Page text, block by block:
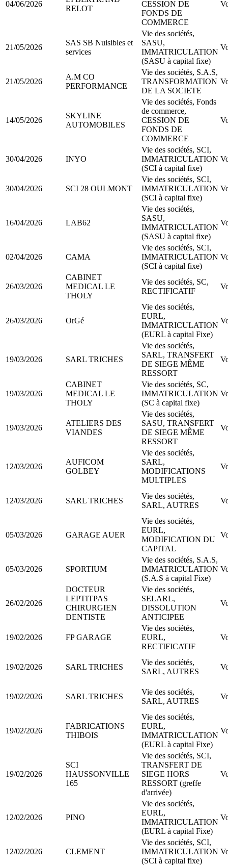
04/06/2026
RELOT
CESSION DE
FONDS DE
COMMERCE
21/05/2026
SAS SB Nuisibles et
services
Vie des sociétés,
SASU,
IMMATRICULATION
(SASU à capital fixe)
21/05/2026
A.M CO
PERFORMANCE
Vie des sociétés, S.A.S,
TRANSFORMATION
DE LA SOCIETE
14/05/2026
SKYLINE
AUTOMOBILES
Vie des sociétés, Fonds
de commerce,
CESSION DE
FONDS DE
COMMERCE
30/04/2026 INYO
Vie des sociétés, SCI,
IMMATRICULATION
(SCI à capital fixe)
30/04/2026 SCI 28 OULMONT
Vie des sociétés, SCI,
IMMATRICULATION
(SCI à capital fixe)
16/04/2026 LAB62
Vie des sociétés,
SASU,
IMMATRICULATION
(SASU à capital fixe)
02/04/2026 CAMA
Vie des sociétés, SCI,
IMMATRICULATION
(SCI à capital fixe)
26/03/2026
CABINET
MEDICAL LE
THOLY
Vie des sociétés, SC,
RECTIFICATIF
26/03/2026 OrGé
Vie des sociétés,
EURL,
IMMATRICULATION
(EURL à capital Fixe)
19/03/2026 SARL TRICHES
Vie des sociétés,
SARL, TRANSFERT
DE SIEGE MÊME
RESSORT
19/03/2026
CABINET
MEDICAL LE
THOLY
Vie des sociétés, SC,
IMMATRICULATION
(SC à capital fixe)
19/03/2026
ATELIERS DES
VIANDES
Vie des sociétés,
SASU, TRANSFERT
DE SIEGE MÊME
RESSORT
12/03/2026
AUFICOM
GOLBEY
Vie des sociétés,
SARL,
MODIFICATIONS
MULTIPLES
12/03/2026 SARL TRICHES
Vie des sociétés,
SARL, AUTRES
05/03/2026 GARAGE AUER
Vie des sociétés,
EURL,
MODIFICATION DU
CAPITAL
05/03/2026 SPORTIUM
Vie des sociétés, S.A.S,
IMMATRICULATION
(S.A.S à capital Fixe)
26/02/2026
DOCTEUR
LEPTITPAS
CHIRURGIEN
DENTISTE
Vie des sociétés,
SELARL,
DISSOLUTION
ANTICIPEE
19/02/2026 FP GARAGE
Vie des sociétés,
EURL,
RECTIFICATIF
19/02/2026 SARL TRICHES
Vie des sociétés,
SARL, AUTRES
19/02/2026 SARL TRICHES
Vie des sociétés,
SARL, AUTRES
19/02/2026
FABRICATIONS
THIBOIS
Vie des sociétés,
EURL,
IMMATRICULATION
(EURL à capital Fixe)
19/02/2026
SCI
HAUSSONVILLE
165
Vie des sociétés, SCI,
TRANSFERT DE
SIEGE HORS
RESSORT (greffe
d'arrivée)
12/02/2026 PINO
Vie des sociétés,
EURL,
IMMATRICULATION
(EURL à capital Fixe)
12/02/2026 CLEMENT
Vie des sociétés, SCI,
IMMATRICULATION
(SCI à capital fixe)